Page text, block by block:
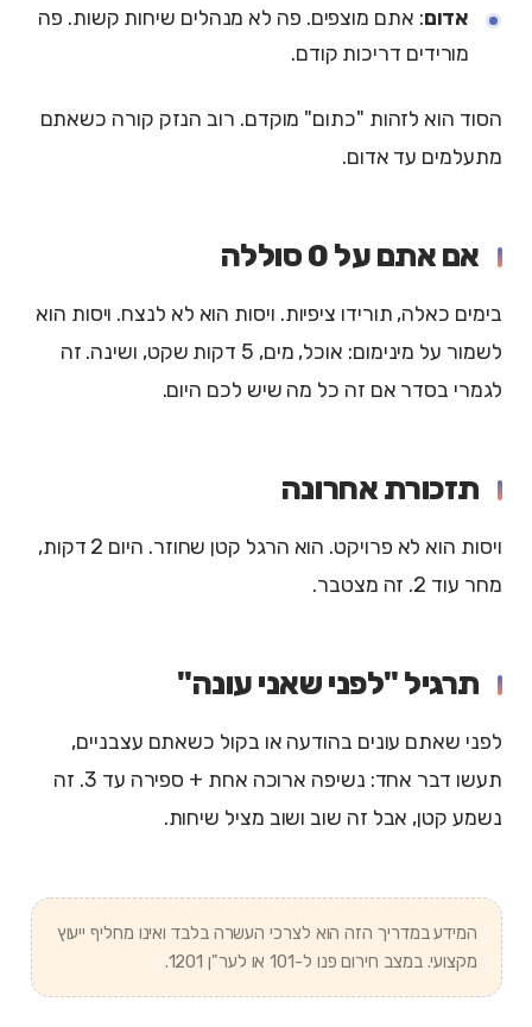
אדום: אתם מוצפים. פה לא מנהלים שיחות קשות. פה
מורידים דריכות קודם.
הסוד הוא לזהות "כתום" מוקדם. רוב הנזק קורה כשאתם
מתעלמים עד אדום.
אם אתם על 0 סוללה
בימים כאלה, תורידו ציפיות. ויסות הוא לא לנצח. ויסות הוא
לשמור על מינימום: אוכל, מים, 5 דקות שקט, ושינה. זה
לגמרי בסדר אם זה כל מה שיש לכם היום.
תזכורת אחרונה
ויסות הוא לא פרויקט. הוא הרגל קטן שחוזר. היום 2 דקות,
מחר עוד 2. זה מצטבר.
תרגיל "לפני שאני עונה"
לפני שאתם עונים בהודעה או בקול כשאתם עצבניים,
תעשו דבר אחד: נשיפה ארוכה אחת + ספירה עד 3. זה
נשמע קטן, אבל זה שוב ושוב מציל שיחות.
המידע במדריך הזה הוא לצרכי העשרה בלבד ואינו מחליף ייעוץ
מקצועי. במצב חירום פנו ל-101 או לער"ן 1201.